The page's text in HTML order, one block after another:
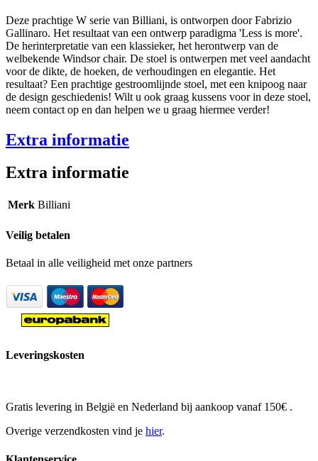
Deze prachtige W serie van Billiani, is ontworpen door Fabrizio
Gallinaro. Het resultaat van een ontwerp paradigma 'Less is more'.
De herinterpretatie van een klassieker, het herontwerp van de
welbekende Windsor chair. De stoel is ontwerpen met veel aandacht
voor de dikte, de hoeken, de verhoudingen en elegantie. Het
resultaat? Een prachtige gestroomlijnde stoel, met een knipoog naar
de design geschiedenis! Wilt u ook graag kussens voor in deze stoel,
neem contact op en dan helpen we u graag hiermee verder!
Extra informatie
Extra informatie
Merk Billiani
Veilig betalen
Betaal in alle veiligheid met onze partners
Leveringskosten
Gratis levering in België en Nederland bij aankoop vanaf 150€ .
Overige verzendkosten vind je hier.